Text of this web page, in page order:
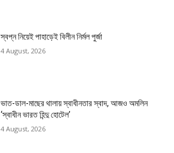
স্বপ্ন নিয়েই পাহাড়েই বিলীন নির্মল পুর্জা
4 August, 2026
ভাত-ডাল-মাছের থালায় স্বাধীনতার স্বাদ, আজও অমলিন
‘স্বাধীন ভারত হিন্দু হোটেল’
4 August, 2026